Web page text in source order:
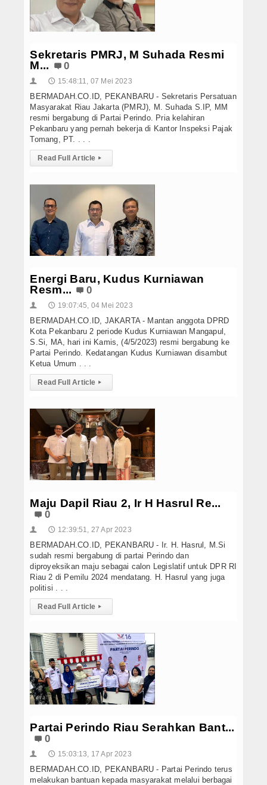
Sekretaris PMRJ, M Suhada Resmi
M...
0
👤 🕔 15:48:11, 07 Mei 2023
BERMADAH.CO.ID, PEKANBARU - Sekretaris Persatuan
Masyarakat Riau Jakarta (PMRJ), M. Suhada S.IP, MM
resmi bergabung di Partai Perindo. Pria kelahiran
Pekanbaru yang pernah bekerja di Kantor Inspeksi Pajak
Tomang, PT. . . .
Read Full Article ▸
Energi Baru, Kudus Kurniawan
Resm...
0
👤 🕔 19:07:45, 04 Mei 2023
BERMADAH.CO.ID, JAKARTA - Mantan anggota DPRD
Kota Pekanbaru 2 periode Kudus Kurniawan Mangapul,
S.Si, MA, hari ini Kamis, (4/5/2023) resmi bergabung ke
Partai Perindo. Kedatangan Kudus Kurniawan disambut
Ketua Umum . . .
Read Full Article ▸
Maju Dapil Riau 2, Ir H Hasrul Re...
0
👤 🕔 12:39:51, 27 Apr 2023
BERMADAH.CO.ID, PEKANBARU - Ir. H. Hasrul, M.Si
sudah resmi bergabung di partai Perindo dan
diproyeksikan maju sebagai calon Legislatif untuk DPR RI
Riau 2 di Pemilu 2024 mendatang. H. Hasrul yang juga
politisi . . .
Read Full Article ▸
Partai Perindo Riau Serahkan Bant...
0
👤 🕔 15:03:13, 17 Apr 2023
BERMADAH.CO.ID, PEKANBARU - Partai Perindo terus
melakukan bantuan kepada masyarakat melalui berbagai